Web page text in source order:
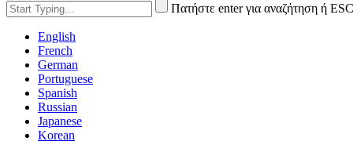
Πατήστε enter για αναζήτηση ή ESC
English
French
German
Portuguese
Spanish
Russian
Japanese
Korean